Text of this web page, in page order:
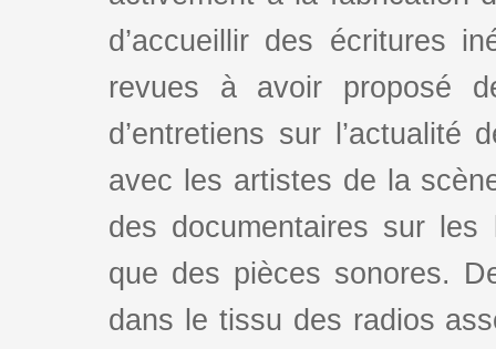
d’accueillir des écritures
revues à avoir proposé
d’entretiens sur l’actualité
avec les artistes de la
des documentaires sur
que des pièces sonores.
dans le tissu des radios